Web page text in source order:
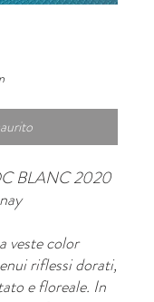
BLANC 2020
veste color
riflessi dorati,
e floreale. In